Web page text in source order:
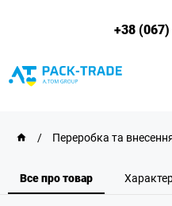
+38
/ Переробка та
Все про товар